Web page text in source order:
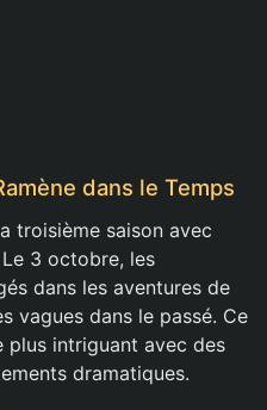
dans le Temps
troisième saison avec
Le 3 octobre, les
dans les aventures de
vagues dans le passé. Ce
plus intriguant avec des
dramatiques.